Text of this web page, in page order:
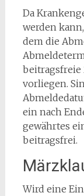
Da
werden
dem die
beitragsfreie
vorliegen.
ein nach
gewährtes
beitragsfrei.
Wird eine